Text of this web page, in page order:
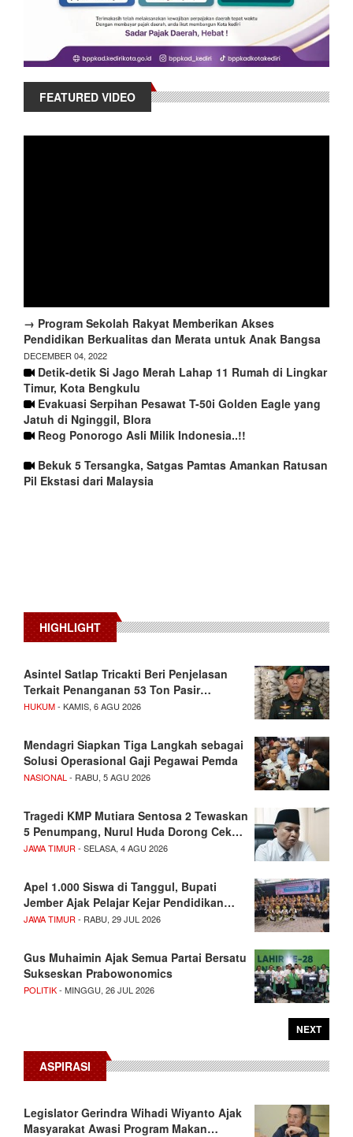
FEATURED VIDEO
→ Program Sekolah Rakyat Memberikan Akses
Pendidikan Berkualitas dan Merata untuk Anak Bangsa
DECEMBER 04, 2022
Detik-detik Si Jago Merah Lahap 11 Rumah di Lingkar
Timur, Kota Bengkulu
Evakuasi Serpihan Pesawat T-50i Golden Eagle yang
Jatuh di Nginggil, Blora
Reog Ponorogo Asli Milik Indonesia..!!
Bekuk 5 Tersangka, Satgas Pamtas Amankan Ratusan
Pil Ekstasi dari Malaysia
HIGHLIGHT
Asintel Satlap Tricakti Beri Penjelasan
Terkait Penanganan 53 Ton Pasir…
HUKUM- KAMIS, 6 AGU 2026
Mendagri Siapkan Tiga Langkah sebagai
Solusi Operasional Gaji Pegawai Pemda
NASIONAL - RABU, 5 AGU 2026
Tragedi KMP Mutiara Sentosa 2 Tewaskan
5 Penumpang, Nurul Huda Dorong Cek…
JAWA TIMUR - SELASA, 4 AGU 2026
Apel 1.000 Siswa di Tanggul, Bupati
Jember Ajak Pelajar Kejar Pendidikan…
JAWA TIMUR - RABU, 29 JUL 2026
Gus Muhaimin Ajak Semua Partai Bersatu
Sukseskan Prabowonomics
POLITIK- MINGGU, 26 JUL 2026
NEXT
ASPIRASI
Legislator Gerindra Wihadi Wiyanto Ajak
Masyarakat Awasi Program Makan…